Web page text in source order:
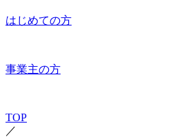
はじめての方
事業主の方
TOP
／